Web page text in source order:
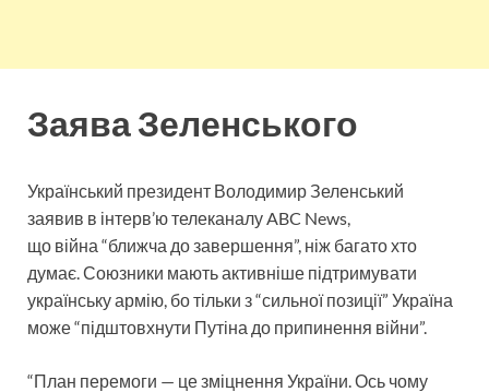
Заява Зеленського
Український президент Володимир Зеленський
заявив в інтерв’ю телеканалу ABC News,
що війна “ближча до завершення”, ніж багато хто
думає. Союзники мають активніше підтримувати
українську армію, бо тільки з “сильної позиції” Україна
може “підштовхнути Путіна до припинення війни”.
“План перемоги — це зміцнення України. Ось чому